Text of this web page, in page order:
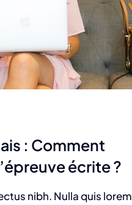
: Comment
écrite ?
nibh. Nulla quis lorem